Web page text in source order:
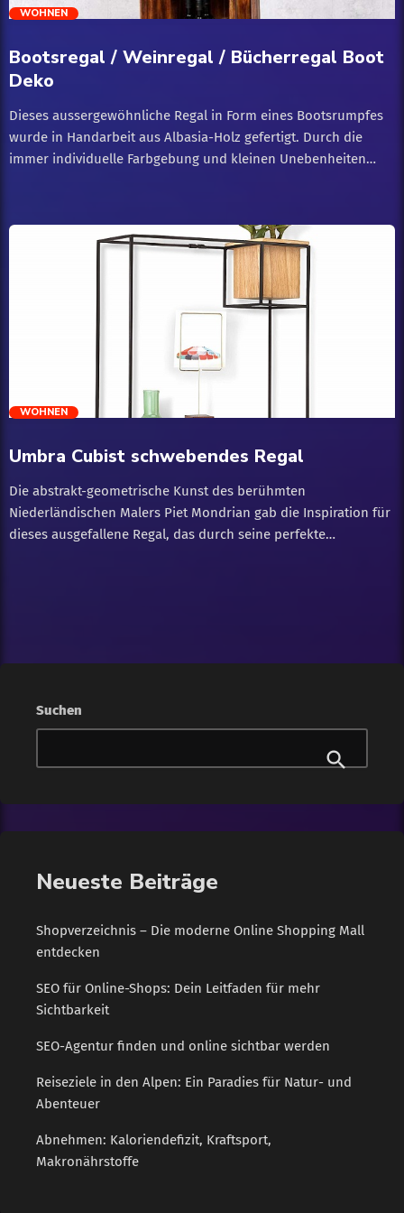
News
Shopping
Wohnen
trending_flat
WOHNEN
Bootsregal / Weinregal / Bücherregal Boot
Deko
Dieses aussergewöhnliche Regal in Form eines Bootsrumpfes
wurde in Handarbeit aus Albasia-Holz gefertigt. Durch die
immer individuelle Farbgebung und kleinen Unebenheiten
Ablagefach und der Stauraum (hinter den Türen) bieten viele
Möglichkeiten zum Dekorieren und Aufbewahren von z.B.
Küchenutensilien, Büchern, Deko-Artikeln. Zudem finden bis
zu 12 Flaschen in diesem Regal einen stilvollen
trending_flat
WOHNEN
Umbra Cubist schwebendes Regal
Die abstrakt-geometrische Kunst des berühmten
Niederländischen Malers Piet Mondrian gab die Inspiration für
dieses ausgefallene Regal, das durch seine perfekte
Suchen
Neueste Beiträge
Shopverzeichnis – Die moderne Online Shopping Mall
entdecken
SEO für Online-Shops: Dein Leitfaden für mehr
Sichtbarkeit
SEO-Agentur finden und online sichtbar werden
Reiseziele in den Alpen: Ein Paradies für Natur- und
Abenteuer
Abnehmen: Kaloriendefizit, Kraftsport,
Makronährstoffe